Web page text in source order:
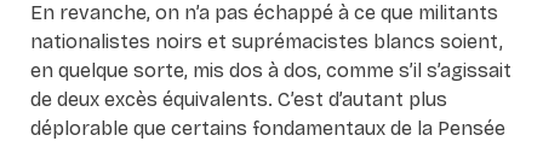
En revanche, on n’a pas échappé à ce que militants
nationalistes noirs et suprémacistes blancs soient,
en quelque sorte, mis dos à dos, comme s’il s’agissait
de deux excès équivalents. C’est d’autant plus
déplorable que certains fondamentaux de la Pensée